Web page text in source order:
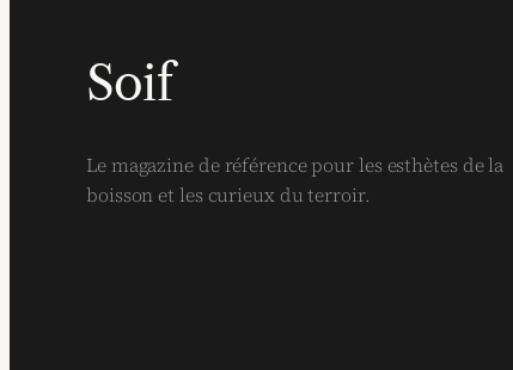
Soif
Le magazine de référence pour les esthètes de la
boisson et les curieux du terroir.